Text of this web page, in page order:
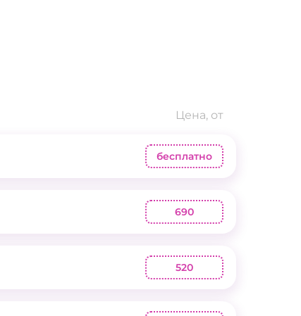
Цена, от
бесплатно
690
520